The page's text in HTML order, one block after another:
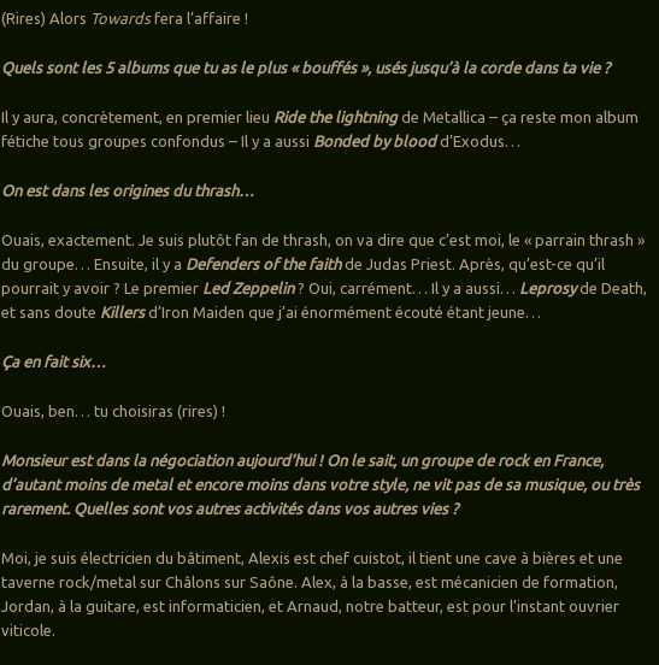
(Rires) Alors Towardsfera l’affaire !
Quels sont les 5 albums que tu as le plus « bouffés », usés jusqu’à la corde dans ta vie ?
Il y aura, concrètement, en premier lieu Ride the lightningde Metallica – ça reste mon album
fétiche tous groupes confondus – Il y a aussi Bonded by bloodd’Exodus…
On est dans les origines du thrash…
Ouais, exactement. Je suis plutôt fan de thrash, on va dire que c’est moi, le « parrain thrash »
du groupe… Ensuite, il y a Defenders of the faithde Judas Priest. Après, qu’est-ce qu’il
pourrait y avoir ? Le premier Led Zeppelin? Oui, carrément… Il y a aussi… Leprosyde Death,
et sans doute Killersd’Iron Maiden que j’ai énormément écouté étant jeune…
Ça en fait six…
Ouais, ben… tu choisiras (rires) !
Monsieur est dans la négociation aujourd’hui ! On le sait, un groupe de rock en France,
d’autant moins de metal et encore moins dans votre style, ne vit pas de sa musique, ou très
rarement. Quelles sont vos autres activités dans vos autres vies ?
Moi, je suis électricien du bâtiment, Alexis est chef cuistot, il tient une cave à bières et une
taverne rock/metal sur Châlons sur Saône. Alex, à la basse, est mécanicien de formation,
Jordan, à la guitare, est informaticien, et Arnaud, notre batteur, est pour l’instant ouvrier
viticole.